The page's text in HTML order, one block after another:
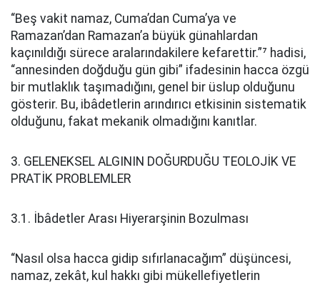
“Beş vakit namaz, Cuma’dan Cuma’ya ve
Ramazan’dan Ramazan’a büyük günahlardan
kaçınıldığı sürece aralarındakilere kefarettir.”⁷ hadisi,
“annesinden doğduğu gün gibi” ifadesinin hacca özgü
bir mutlaklık taşımadığını, genel bir üslup olduğunu
gösterir. Bu, ibâdetlerin arındırıcı etkisinin sistematik
olduğunu, fakat mekanik olmadığını kanıtlar.
3. GELENEKSEL ALGININ DOĞURDUĞU TEOLOJİK VE
PRATİK PROBLEMLER
3.1. İbâdetler Arası Hiyerarşinin Bozulması
“Nasıl olsa hacca gidip sıfırlanacağım” düşüncesi,
namaz, zekât, kul hakkı gibi mükellefiyetlerin